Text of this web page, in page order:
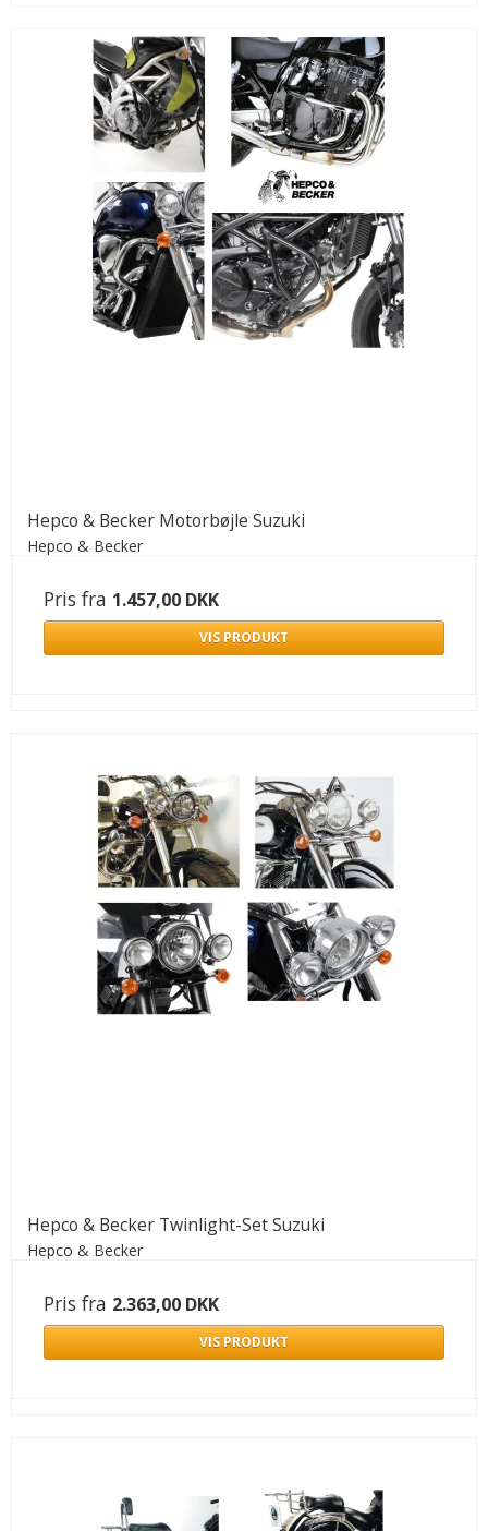
Hepco & Becker Motorbøjle Suzuki
Hepco & Becker
Pris fra 1.457,00 DKK
VIS PRODUKT
Hepco & Becker Twinlight-Set Suzuki
Hepco & Becker
Pris fra 2.363,00 DKK
VIS PRODUKT